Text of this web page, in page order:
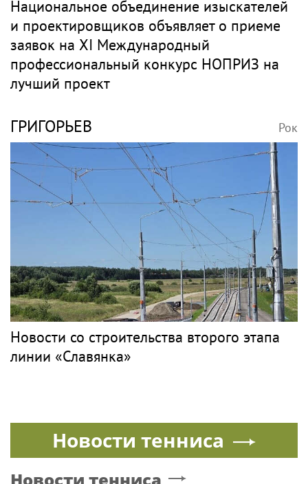
Национальное объединение изыскателей
и проектировщиков объявляет о приеме
заявок на XI Международный
профессиональный конкурс НОПРИЗ на
лучший проект
ГРИГОРЬЕВ Рок
Новости со строительства второго этапа
линии «Славянка»
Новости тенниса